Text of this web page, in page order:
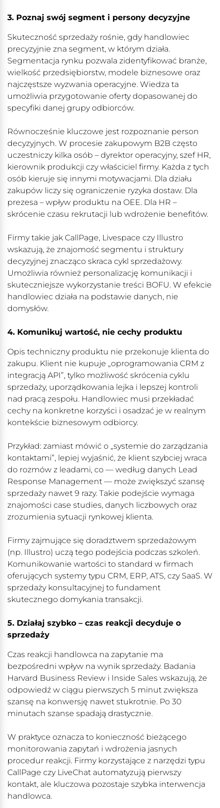
3. Poznaj swój segment i persony decyzyjne
Skuteczność sprzedaży rośnie, gdy handlowiec
precyzyjnie zna segment, w którym działa.
Segmentacja rynku pozwala zidentyfikować branże,
wielkość przedsiębiorstw, modele biznesowe oraz
najczęstsze wyzwania operacyjne. Wiedza ta
umożliwia przygotowanie oferty dopasowanej do
specyfiki danej grupy odbiorców.
Równocześnie kluczowe jest rozpoznanie person
decyzyjnych. W procesie zakupowym B2B często
uczestniczy kilka osób – dyrektor operacyjny, szef HR,
kierownik produkcji czy właściciel firmy. Każda z tych
osób kieruje się innymi motywacjami. Dla działu
zakupów liczy się ograniczenie ryzyka dostaw. Dla
prezesa – wpływ produktu na OEE. Dla HR –
skrócenie czasu rekrutacji lub wdrożenie benefitów.
Firmy takie jak CallPage, Livespace czy Illustro
wskazują, że znajomość segmentu i struktury
decyzyjnej znacząco skraca cykl sprzedażowy.
Umożliwia również personalizację komunikacji i
skuteczniejsze wykorzystanie treści BOFU. W efekcie
handlowiec działa na podstawie danych, nie
domysłów.
4. Komunikuj wartość, nie cechy produktu
Opis techniczny produktu nie przekonuje klienta do
zakupu. Klient nie kupuje „oprogramowania CRM z
integracją API”, tylko możliwość skrócenia cyklu
sprzedaży, uporządkowania lejka i lepszej kontroli
nad pracą zespołu. Handlowiec musi przekładać
cechy na konkretne korzyści i osadzać je w realnym
kontekście biznesowym odbiorcy.
Przykład: zamiast mówić o „systemie do zarządzania
kontaktami”, lepiej wyjaśnić, że klient szybciej wraca
do rozmów z leadami, co — według danych Lead
Response Management — może zwiększyć szansę
sprzedaży nawet 9 razy. Takie podejście wymaga
znajomości case studies, danych liczbowych oraz
zrozumienia sytuacji rynkowej klienta.
Firmy zajmujące się doradztwem sprzedażowym
(np. Illustro) uczą tego podejścia podczas szkoleń.
Komunikowanie wartości to standard w firmach
oferujących systemy typu CRM, ERP, ATS, czy SaaS. W
sprzedaży konsultacyjnej to fundament
skutecznego domykania transakcji.
5. Działaj szybko – czas reakcji decyduje o
sprzedaży
Czas reakcji handlowca na zapytanie ma
bezpośredni wpływ na wynik sprzedaży. Badania
Harvard Business Review i Inside Sales wskazują, że
odpowiedź w ciągu pierwszych 5 minut zwiększa
szansę na konwersję nawet stukrotnie. Po 30
minutach szanse spadają drastycznie.
W praktyce oznacza to konieczność bieżącego
monitorowania zapytań i wdrożenia jasnych
procedur reakcji. Firmy korzystające z narzędzi typu
CallPage czy LiveChat automatyzują pierwszy
kontakt, ale kluczowa pozostaje szybka interwencja
handlowca.